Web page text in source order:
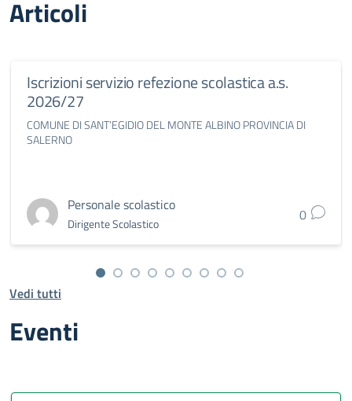
Articoli
Iscrizioni servizio refezione scolastica a.s.
2026/27
COMUNE DI SANT’EGIDIO DEL MONTE ALBINO PROVINCIA DI
SALERNO
Personale scolastico
Dirigente Scolastico 0
Vedi tutti
Eventi